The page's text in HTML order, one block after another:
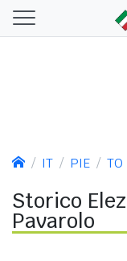
IT PIE TO
Storico
Pavarolo